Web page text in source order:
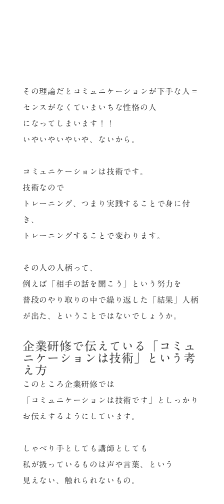
その理論だとコミュニケーションが下手な人＝
センスがなくていまいちな性格の人
になってしまいます！！
いやいやいやいや、ないから。
コミュニケーションは技術です。
技術なので
トレーニング、つまり実践することで身に付
き、
トレーニングすることで変わります。
その人の人柄って、
例えば「相手の話を聞こう」という努力を
普段のやり取りの中で繰り返した「結果」人柄
が出た、ということではないでしょうか。
企業研修で伝えている「コミュ
ニケーションは技術」という考
え方
このところ企業研修では
「コミュニケーションは技術です」としっかり
お伝えするようにしています。
しゃべり手としても講師としても
私が扱っているものは声や言葉、という
見えない、触れられないもの。